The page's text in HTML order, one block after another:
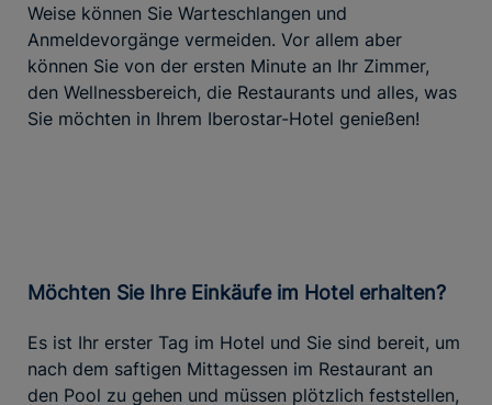
Weise können Sie Warteschlangen und
Anmeldevorgänge vermeiden. Vor allem aber
können Sie von der ersten Minute an Ihr Zimmer,
den Wellnessbereich, die Restaurants und alles, was
Sie möchten in Ihrem Iberostar-Hotel genießen!
Möchten Sie Ihre Einkäufe im Hotel erhalten?
Es ist Ihr erster Tag im Hotel und Sie sind bereit, um
nach dem saftigen Mittagessen im Restaurant an
den Pool zu gehen und müssen plötzlich feststellen,